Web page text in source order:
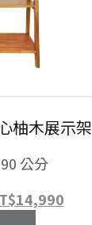
柚木展示架
公分
14,990目